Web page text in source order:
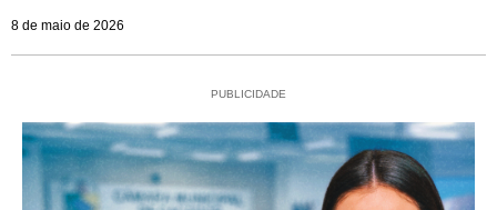
8 de maio de 2026
PUBLICIDADE